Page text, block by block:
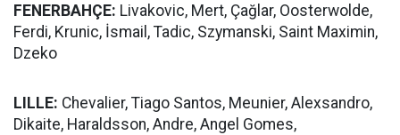
FENERBAHÇE: Livakovic, Mert, Çağlar, Oosterwolde,
Ferdi, Krunic, İsmail, Tadic, Szymanski, Saint Maximin,
Dzeko
LILLE: Chevalier, Tiago Santos, Meunier, Alexsandro,
Dikaite, Haraldsson, Andre, Angel Gomes,